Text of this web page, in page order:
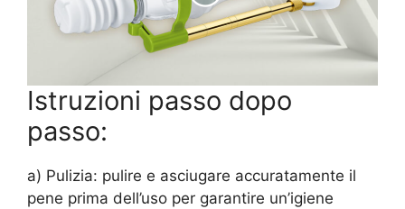
Istruzioni passo dopo
passo:
a) Pulizia: pulire e asciugare accuratamente il
pene prima dell’uso per garantire un’igiene